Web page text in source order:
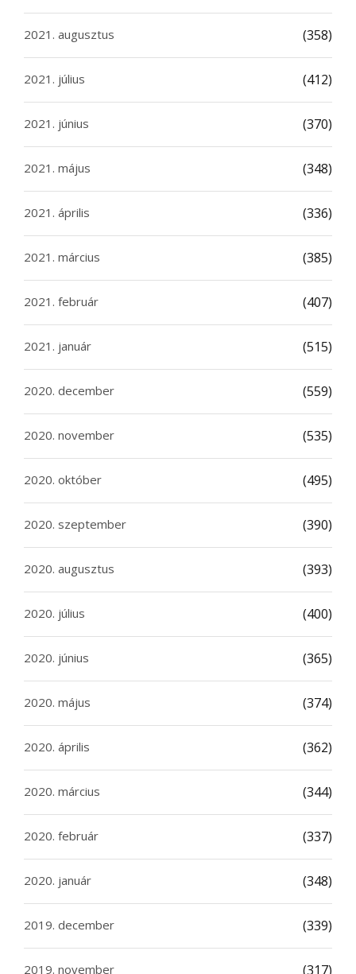
2021. augusztus (358)
2021. július (412)
2021. június (370)
2021. május (348)
2021. április (336)
2021. március (385)
2021. február (407)
2021. január (515)
2020. december (559)
2020. november (535)
2020. október (495)
2020. szeptember (390)
2020. augusztus (393)
2020. július (400)
2020. június (365)
2020. május (374)
2020. április (362)
2020. március (344)
2020. február (337)
2020. január (348)
2019. december (339)
2019. november (317)